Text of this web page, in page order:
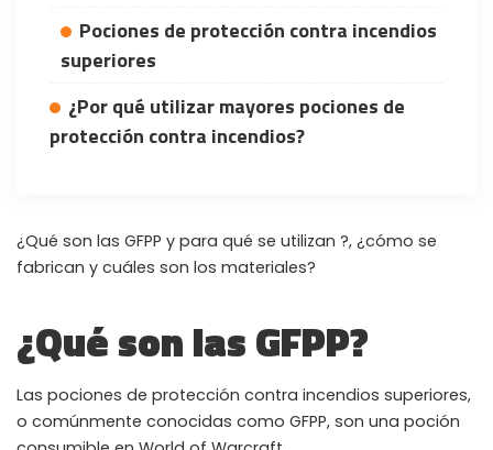
WHY JOIN THE CHANNEL?
Pociones de protección contra incendios
superiores
¿Por qué utilizar mayores pociones de
protección contra incendios?
¿Qué son las GFPP y para qué se utilizan ?, ¿cómo se
fabrican y cuáles son los materiales?
¿Qué son las GFPP?
Las pociones de protección contra incendios superiores,
o comúnmente conocidas como GFPP, son una poción